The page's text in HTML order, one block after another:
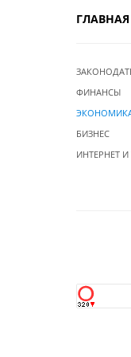
ГЛАВНАЯ
ФИНАНСЫ
БИЗНЕС
ИНТЕРНЕТ